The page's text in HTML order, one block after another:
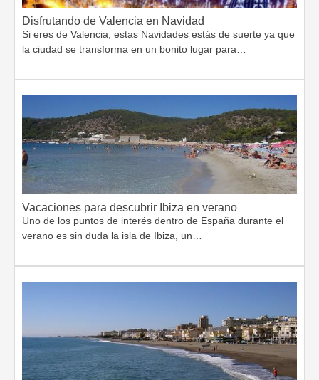
Disfrutando de Valencia en Navidad
Si eres de Valencia, estas Navidades estás de suerte ya que
la ciudad se transforma en un bonito lugar para…
Vacaciones para descubrir Ibiza en verano
Uno de los puntos de interés dentro de España durante el
verano es sin duda la isla de Ibiza, un…